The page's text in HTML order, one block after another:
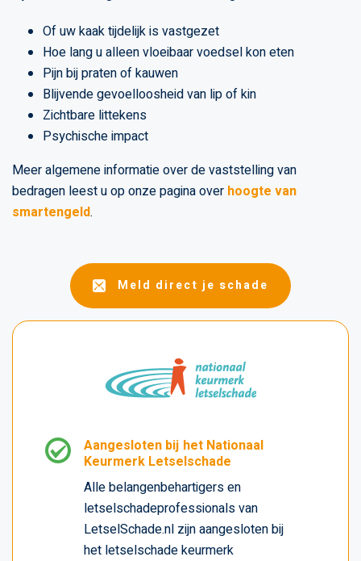
Of uw kaak tijdelijk is vastgezet
Hoe lang u alleen vloeibaar voedsel kon eten
Pijn bij praten of kauwen
Blijvende gevoelloosheid van lip of kin
Zichtbare littekens
Psychische impact
Meer algemene informatie over de vaststelling van
bedragen leest u op onze pagina over hoogte van
smartengeld.
Meld direct je schade
Aangesloten bij het Nationaal
Keurmerk Letselschade
Alle belangenbehartigers en
letselschadeprofessionals van
LetselSchade.nl zijn aangesloten bij
het letselschade keurmerk